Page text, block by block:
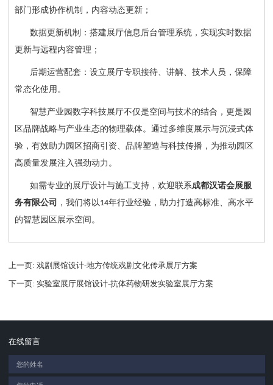
部门形成协作机制，内容动态更新；
数据更新机制：搭建展厅信息后台管理系统，实现实时数据
更新与远程内容管理；
后期运营配套：设立展厅专职接待、讲解、技术人员，保障
常态化使用。
智慧产业园数字科技展厅不仅是空间与技术的结合，更是园
区品牌战略与产业生态的物理载体。通过多维度展示与沉浸式体
验，有效助力园区招商引资、品牌塑造与科技传播，为推动园区
高质量发展注入强劲动力。
如需专业的展厅设计与施工支持，欢迎联系成都汉诺会展服
务有限公司 ，我们将以 14年行业经验，助力打造高标准、高水平
的智慧园区展示空间。
上一页: 戏剧展馆设计-地方传统戏剧文化传承展厅方案
下一页: 实验室展厅展馆设计-抗体药物研发实验室展厅方案
在线留言